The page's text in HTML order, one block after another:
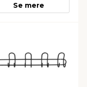
Se mere